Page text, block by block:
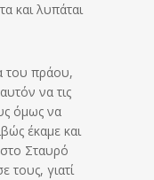
και λυπάται
του πράου,
να τις
όμως να
έκαμε και
στο Σταυρό
τους, γιατί